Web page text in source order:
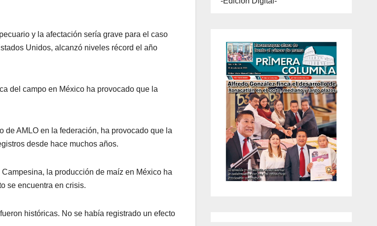
y la afectación sería grave para el caso
Unidos, alcanzó niveles récord el año
del campo en México ha provocado que la
de AMLO en la federación, ha provocado que la
desde hace muchos años.
la producción de maíz en México ha
se encuentra en crisis.
históricas. No se había registrado un efecto